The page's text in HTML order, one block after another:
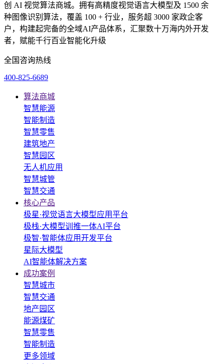
创 AI 视觉算法商城。拥有高精度视觉语言大模型及 1500 余
种图像识别算法，覆盖 100 + 行业，服务超 3000 家政企客
户，构建起完备的全域AI产品体系，汇聚数十万海内外开发
者，赋能千行百业智能化升级
全国咨询热线
400-825-6689
算法商城
智慧能源
智能制造
智慧零售
建筑地产
智慧园区
无人机应用
智慧城管
智慧交通
核心产品
极星·视觉语言大模型应用平台
极栈·大模型训推一体AI平台
极智·智能体应用开发平台
星际大模型
AI智能体解决方案
成功案例
智慧城市
智慧交通
地产园区
能源煤矿
智慧零售
智能制造
更多领域